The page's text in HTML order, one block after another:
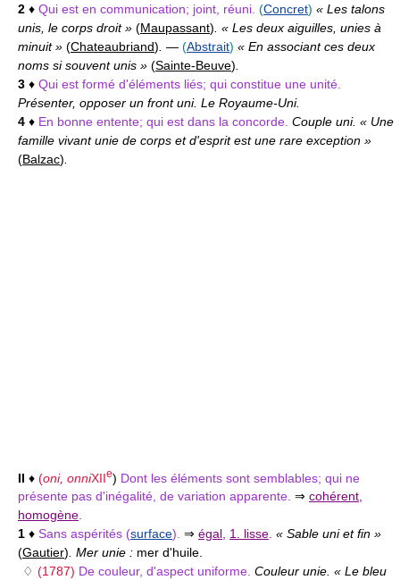
2 ♦ Qui est en communication; joint, réuni. (Concret) « Les talons
unis, le corps droit » (Maupassant) . « Les deux aiguilles, unies à
minuit » (Chateaubriand) — (Abstrait) « En associant ces deux
noms si souvent unis » (Sainte-Beuve)
3 ♦ Qui est formé d'éléments liés; qui constitue une unité.
Présenter, opposer un front uni. Le Royaume-Uni.
4 ♦ En bonne entente; qui est dans la concorde. Couple uni. « Une
famille vivant unie de corps et d'esprit est une rare exception »
(Balzac)
II ♦ (oni, onniXIIe) Dont les éléments sont semblables; qui ne
présente pas d'inégalité, de variation apparente. ⇒ cohérent,
homogène.
1 ♦ Sans aspérités (surface). ⇒ égal, 1. lisse. « Sable uni et fin »
(Gautier). Mer unie : mer d'huile.
♢ (1787) De couleur, d'aspect uniforme. Couleur unie. « Le bleu